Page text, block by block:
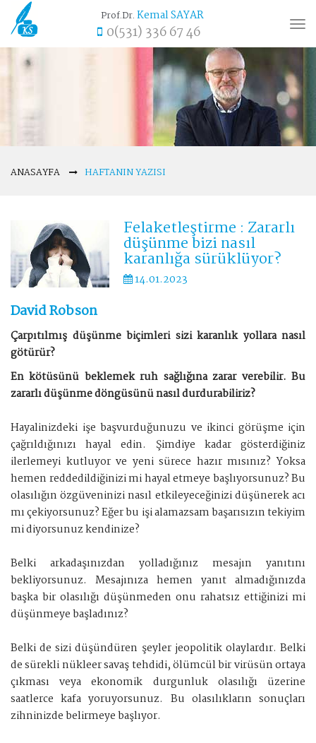
Prof.Dr.Kemal SAYAR
0(531) 336 67 46
ANASAYFA HAFTANIN YAZISI
Felaketleştirme : Zararlı
düşünme bizi nasıl
karanlığa sürüklüyor?
14.01.2023
David Robson
Çarpıtılmış düşünme biçimleri sizi karanlık yollara nasıl
götürür?
En kötüsünü beklemek ruh sağlığına zarar verebilir. Bu
zararlı düşünme döngüsünü nasıl durdurabiliriz?
Hayalinizdeki işe başvurduğunuzu ve ikinci görüşme için
çağrıldığınızı hayal edin. Şimdiye kadar gösterdiğiniz
ilerlemeyi kutluyor ve yeni sürece hazır mısınız? Yoksa
hemen reddedildiğinizi mi hayal etmeye başlıyorsunuz? Bu
olasılığın özgüveninizi nasıl etkileyeceğinizi düşünerek acı
mı çekiyorsunuz? Eğer bu işi alamazsam başarısızın tekiyim
mi diyorsunuz kendinize?
Belki arkadaşınızdan yolladığınız mesajın yanıtını
bekliyorsunuz. Mesajınıza hemen yanıt almadığınızda
başka bir olasılığı düşünmeden onu rahatsız ettiğinizi mi
düşünmeye başladınız?
Belki de sizi düşündüren şeyler jeopolitik olaylardır. Belki
de sürekli nükleer savaş tehdidi, ölümcül bir virüsün ortaya
çıkması veya ekonomik durgunluk olasılığı üzerine
saatlerce kafa yoruyorsunuz. Bu olasılıkların sonuçları
zihninizde belirmeye başlıyor.